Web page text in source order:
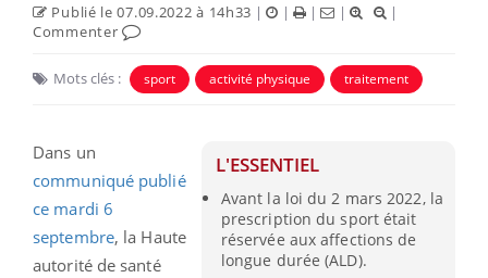
Publié le 07.09.2022 à 14h33 | | | |
|
Commenter
Mots clés : sport activité physique traitement
L'ESSENTIEL
Avant la loi du 2 mars 2022, la
prescription du sport était
réservée aux affections de
longue durée (ALD).
Dans un
communiqué publié
ce mardi 6
septembre, la Haute
autorité de santé